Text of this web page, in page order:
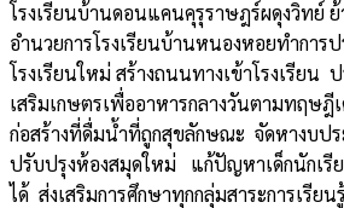
โรงเรียนบ้านดอนแคนคุรุราษฎร์ผดุงวิทย์
อำนวยการโรงเรียนบ้านหนองหอยทำการ
โรงเรียนใหม่ สร้างถนนทางเข้าโรงเรียน
เสริมเกษตรเพื่ออาหารกลางวันตามทฤษฎี
ก่อสร้างที่ดื่มน้ำที่ถูกสุขลักษณะ จัดหางบปร
ปรับปรุงห้องสมุดใหม่ แก้ปัญหาเด็กนักเรี
ได้ ส่งเสริมการศึกษาทุกกลุ่มสาระการเรี